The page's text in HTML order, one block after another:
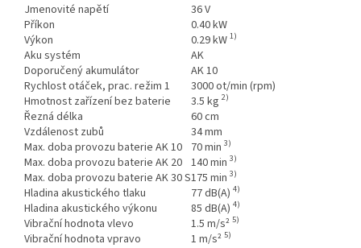
Jmenovité napětí
36 V
Příkon
0.40 kW
Výkon
0.29 kW 1)
Aku systém
AK
Doporučený akumulátor
AK 10
Rychlost otáček, prac. režim 1
3000 ot/min (rpm)
Hmotnost zařízení bez baterie
3.5 kg 2)
Řezná délka
60 cm
Vzdálenost zubů
34 mm
Max. doba provozu baterie AK 10 70 min 3)
Max. doba provozu baterie AK 20 140 min 3)
Max. doba provozu baterie AK 30 S175 min 3)
Hladina akustického tlaku 77 dB(A) 4)
Hladina akustického výkonu 85 dB(A) 4)
Vibrační hodnota vlevo 1.5 m/s² 5)
Vibrační hodnota vpravo 1 m/s² 5)